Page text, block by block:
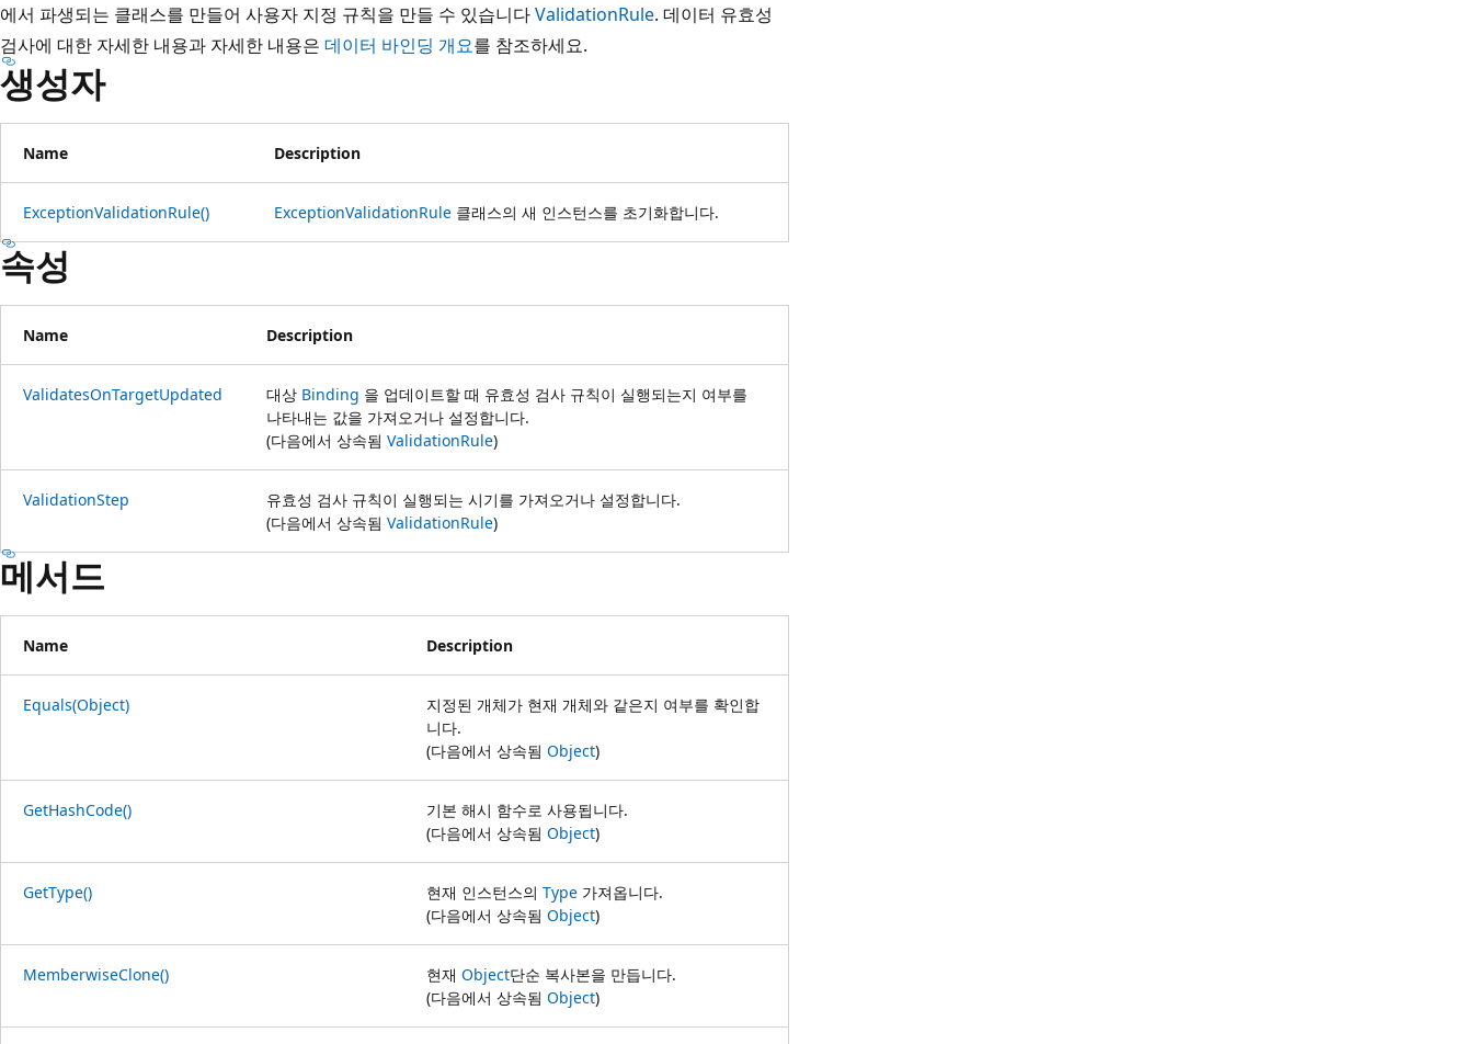
에서 파생되는 클래스를 만들어 사용자 지정 규칙을 만들 수 있습니다ValidationRule. 데이터 유효성
검사에 대한 자세한 내용과 자세한 내용은 데이터 바인딩 개요를 참조하세요.
생성자
Name Description
ExceptionValidationRule() ExceptionValidationRule 클래스의 새 인스턴스를 초기화합니다.
속성
Name Description
ValidatesOnTargetUpdated 대상 Binding 을 업데이트할 때 유효성 검사 규칙이 실행되는지 여부를
나타내는 값을 가져오거나 설정합니다.
(다음에서 상속됨 ValidationRule)
ValidationStep
유효성 검사 규칙이 실행되는 시기를 가져오거나 설정합니다.
(다음에서 상속됨 ValidationRule)
메서드
Name Description
Equals(Object)
지정된 개체가 현재 개체와 같은지 여부를 확인합
니다.
(다음에서 상속됨 Object)
GetHashCode()
기본 해시 함수로 사용됩니다.
(다음에서 상속됨 Object)
GetType() 현재 인스턴스의 Type 가져옵니다.
(다음에서 상속됨 Object)
MemberwiseClone() 현재 Object단순 복사본을 만듭니다.
(다음에서 상속됨 Object)